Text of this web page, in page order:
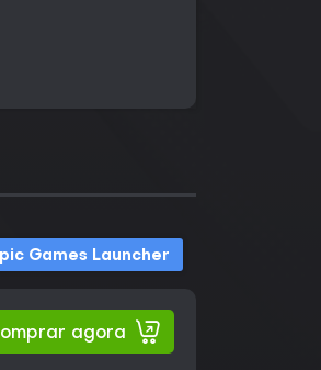
Games Launcher
agora